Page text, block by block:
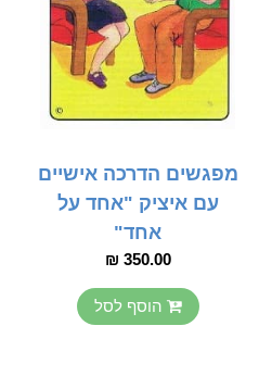
מפגשים הדרכה אישיים
עם איציק "אחד על
אחד"
350.00 ₪
הוסף לסל